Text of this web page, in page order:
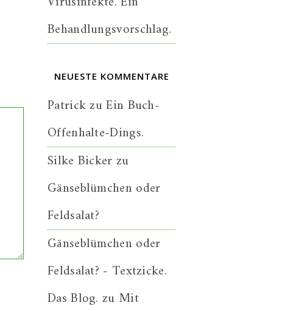
Behandlungsvorschlag.
NEUESTE KOMMENTARE
PatrickzuEin Buch-
Offenhalte-Dings.
Silke Bickerzu
Gänseblümchen oder
Feldsalat?
Gänseblümchen oder
Feldsalat? - Textzicke.
Das Blog. zu Mit